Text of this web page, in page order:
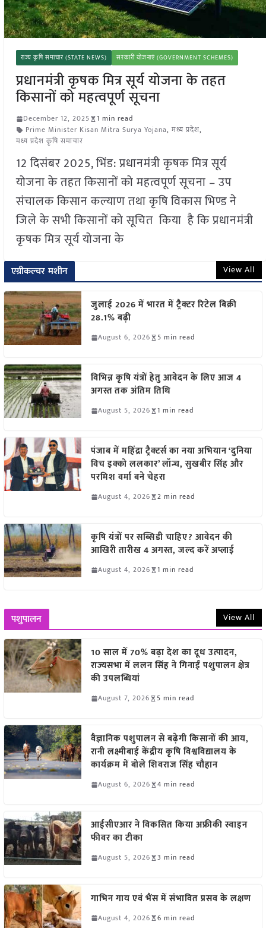
राज्य कृषि समाचार (STATE NEWS) सरकारी योजनाएं (GOVERNMENT SCHEMES)
प्रधानमंत्री कृषक मित्र सूर्य योजना के तहत
किसानों को महत्वपूर्ण सूचना
December 12, 2025
1 min read
Prime Minister Kisan Mitra Surya Yojana, मध्य प्रदेश,
मध्य प्रदेश कृषि समाचार
12 दिसंबर 2025, भिंड: प्रधानमंत्री कृषक मित्र सूर्य
योजना के तहत किसानों को महत्वपूर्ण सूचना – उप
संचालक किसान कल्याण तथा कृषि विकास भिण्ड ने
जिले के सभी किसानों को सूचित किया है कि प्रधानमंत्री
कृषक मित्र सूर्य योजना के
एग्रीकल्चर मशीन View All
जुलाई 2026 में भारत में ट्रैक्टर रिटेल बिक्री
28.1% बढ़ी
August 6, 2026 5 min read
विभिन्न कृषि यंत्रों हेतु आवेदन के लिए आज 4
अगस्त तक अंतिम तिथि
August 5, 2026 1 min read
पंजाब में महिंद्रा ट्रैक्टर्स का नया अभियान ‘दुनिया
विच इक्को ललकार’ लॉन्च, सुखबीर सिंह और
परमिश वर्मा बने चेहरा
August 4, 2026 2 min read
कृषि यंत्रों पर सब्सिडी चाहिए? आवेदन की
आखिरी तारीख 4 अगस्त, जल्द करें अप्लाई
August 4, 2026 1 min read
पशुपालन View All
10 साल में 70% बढ़ा देश का दूध उत्पादन,
राज्यसभा में ललन सिंह ने गिनाईं पशुपालन क्षेत्र
की उपलब्धियां
August 7, 2026 5 min read
वैज्ञानिक पशुपालन से बढ़ेगी किसानों की आय,
रानी लक्ष्मीबाई केंद्रीय कृषि विश्वविद्यालय के
कार्यक्रम में बोले शिवराज सिंह चौहान
August 6, 2026 4 min read
आईसीएआर ने विकसित किया अफ्रीकी स्वाइन
फीवर का टीका
August 5, 2026 3 min read
गाभिन गाय एवं भैंस में संभावित प्रसव के लक्षण
August 4, 2026 6 min read